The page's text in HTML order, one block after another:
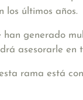
los últimos años.
han generado
asesorarle en
rama está